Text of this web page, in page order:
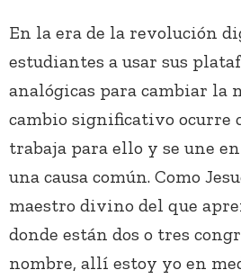
En la era de la revolución
estudiantes a usar sus
analógicas para cambiar la
cambio significativo ocurre
trabaja para ello y se une
una causa común. Como
maestro divino del que
donde están dos o tres
nombre, allí estoy yo en